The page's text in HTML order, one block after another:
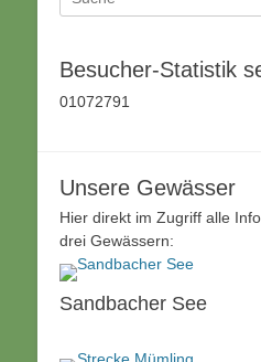
nach:
Besucher-Statistik
01072791
Unsere Gewässer
Hier direkt im Zugriff alle
drei Gewässern:
Sandbacher See